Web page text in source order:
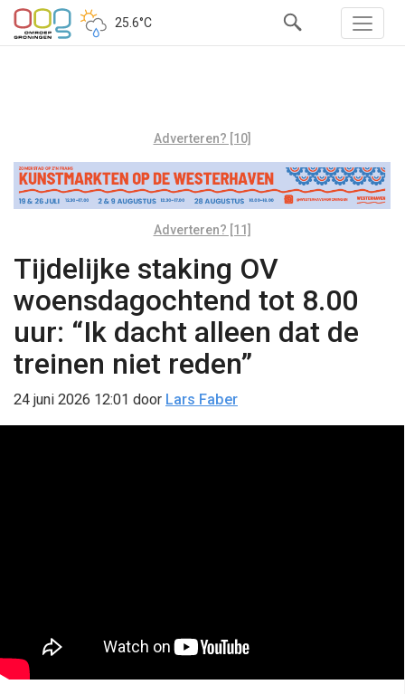
25.6°C
Adverteren? [10]
Adverteren? [11]
Tijdelijke staking OV
woensdagochtend tot 8.00
uur: “Ik dacht alleen dat de
treinen niet reden”
24 juni 2026 12:01 door Lars Faber